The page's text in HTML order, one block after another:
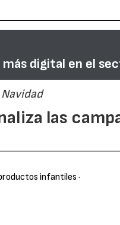
más digital en el
las
infantiles ·